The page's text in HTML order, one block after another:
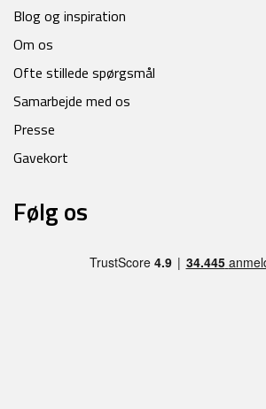
Blog og inspiration
Om os
Ofte stillede spørgsmål
Samarbejde med os
Presse
Gavekort
Følg os